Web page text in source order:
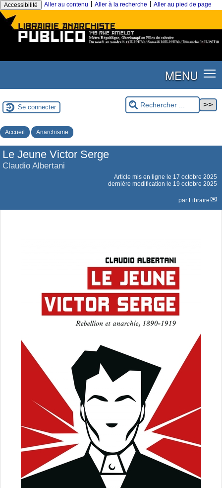
Accessibilité Aller au contenu Aller à la recherche Aller au pied de page
MENU
Se connecter
Accueil Anarchisme
Le Jeune Victor Serge
Claudio Albertani
Article mis en ligne le 17 octobre 2025
dernière modification le 19 octobre 2025
par Libraire